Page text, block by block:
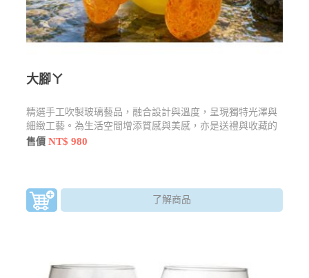
大腳ㄚ
精選手工吹製玻璃藝品，融合設計與溫度，呈現獨特光澤與
細緻工藝。為生活空間增添質感與美感，亦是送禮與收藏的
理想之選。
售價NT$ 980
了解商品